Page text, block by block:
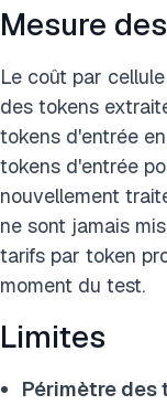
Mesure
Le coût par
des tokens
tokens d'entrée
tokens d'entrée
nouvellement
ne sont jamais
tarifs par token
moment du test.
Limites
Périmètre des